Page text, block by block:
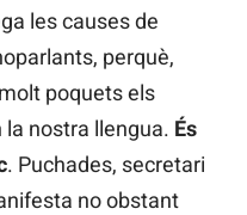
les causes de
perquè,
poquets els
nostra llengua. És
. Puchades, secretari
no obstant